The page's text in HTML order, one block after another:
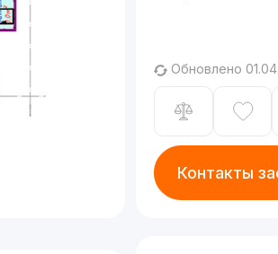
Обновлено
Контакты